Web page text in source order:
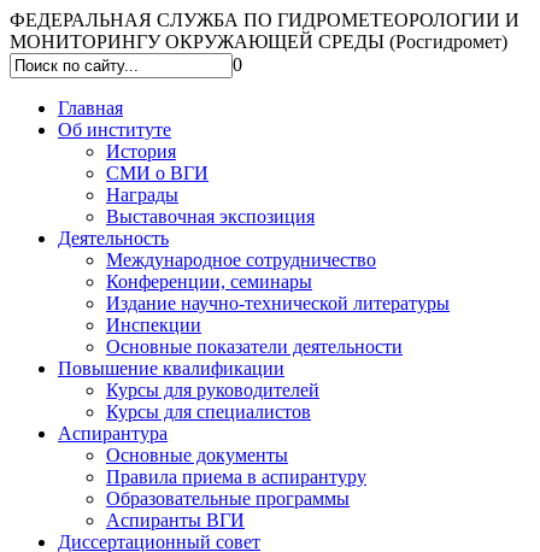
ФЕДЕРАЛЬНАЯ СЛУЖБА ПО ГИДРОМЕТЕОРОЛОГИИ И
МОНИТОРИНГУ ОКРУЖАЮЩЕЙ СРЕДЫ (Росгидромет)
0
Главная
Об институте
История
СМИ о ВГИ
Награды
Выставочная экспозиция
Деятельность
Международное сотрудничество
Конференции, семинары
Издание научно-технической литературы
Инспекции
Основные показатели деятельности
Повышение квалификации
Курсы для руководителей
Курсы для специалистов
Аспирантура
Основные документы
Правила приема в аспирантуру
Образовательные программы
Аспиранты ВГИ
Диссертационный совет